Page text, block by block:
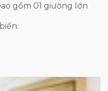
gồm 01 giường lớn